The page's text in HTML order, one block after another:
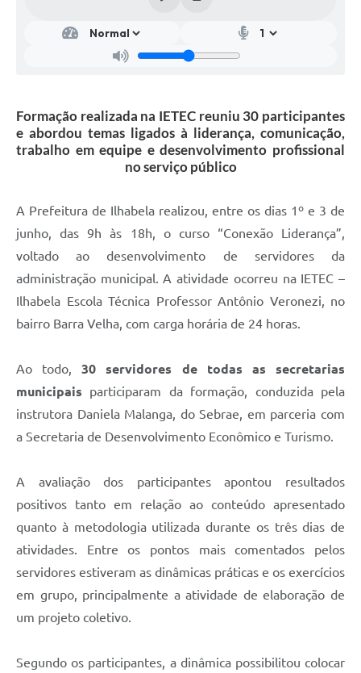
Formação realizada na IETEC reuniu 30 participantes
e abordou temas ligados à liderança, comunicação,
trabalho em equipe e desenvolvimento profissional
no serviço público
A Prefeitura de Ilhabela realizou, entre os dias 1º e 3 de
junho, das 9h às 18h, o curso “Conexão Liderança”,
voltado ao desenvolvimento de servidores da
administração municipal. A atividade ocorreu na IETEC –
Ilhabela Escola Técnica Professor Antônio Veronezi, no
bairro Barra Velha, com carga horária de 24 horas.
Ao todo,30 servidores de todas as secretarias
municipais participaram da formação, conduzida pela
instrutora Daniela Malanga, do Sebrae, em parceria com
a Secretaria de Desenvolvimento Econômico e Turismo.
A avaliação dos participantes apontou resultados
positivos tanto em relação ao conteúdo apresentado
quanto à metodologia utilizada durante os três dias de
atividades. Entre os pontos mais comentados pelos
servidores estiveram as dinâmicas práticas e os exercícios
em grupo, principalmente a atividade de elaboração de
um projeto coletivo.
Segundo os participantes, a dinâmica possibilitou colocar